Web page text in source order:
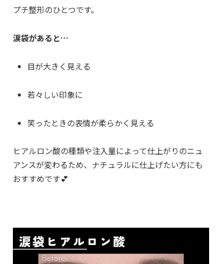
プチ整形のひとつです。
涙袋があると…
目が大きく見える
若々しい印象に
笑ったときの表情が柔らかく見える
ヒアルロン酸の種類や注入量によって仕上がりのニュ
アンスが変わるため、ナチュラルに仕上げたい方にも
おすすめです💕